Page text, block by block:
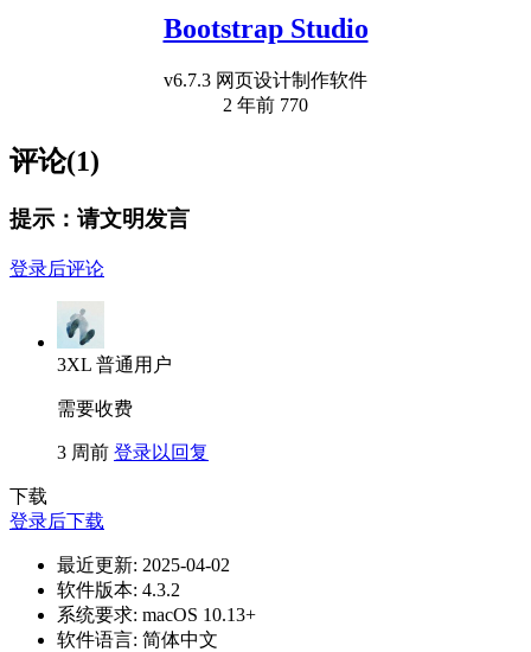
Bootstrap Studio
v6.7.3 网页设计制作软件
2 年前 770
评论(1)
提示：请文明发言
登录后评论
3XL 普通用户
需要收费
3 周前 登录以回复
下载
登录后下载
最近更新: 2025-04-02
软件版本: 4.3.2
系统要求: macOS 10.13+
软件语言: 简体中文